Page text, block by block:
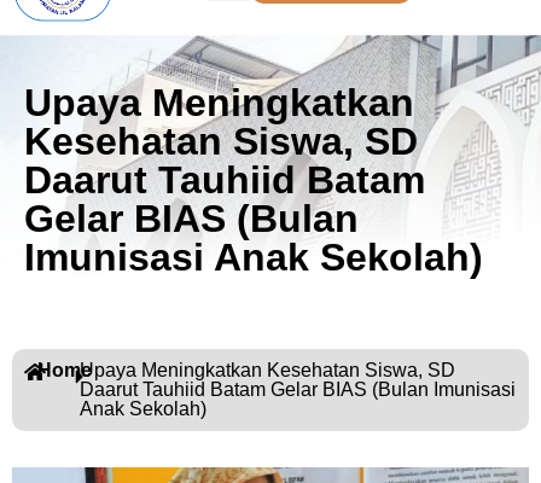
Upaya Meningkatkan
Kesehatan Siswa, SD
Daarut Tauhiid Batam
Gelar BIAS (Bulan
Imunisasi Anak Sekolah)
HomeUpaya Meningkatkan Kesehatan Siswa, SD
Daarut Tauhiid Batam Gelar BIAS (Bulan Imunisasi
Anak Sekolah)